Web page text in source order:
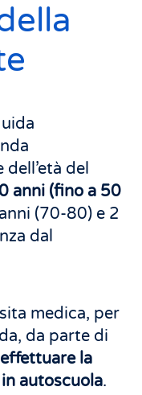
del
anni (fino a 50
(70-80) e 2
dal
medica, per
da parte di
la
autoscuola.